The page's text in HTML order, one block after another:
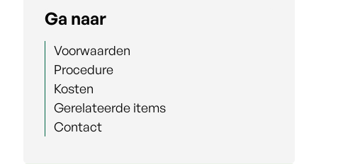
Ga naar
Voorwaarden
Procedure
Kosten
Gerelateerde items
Contact